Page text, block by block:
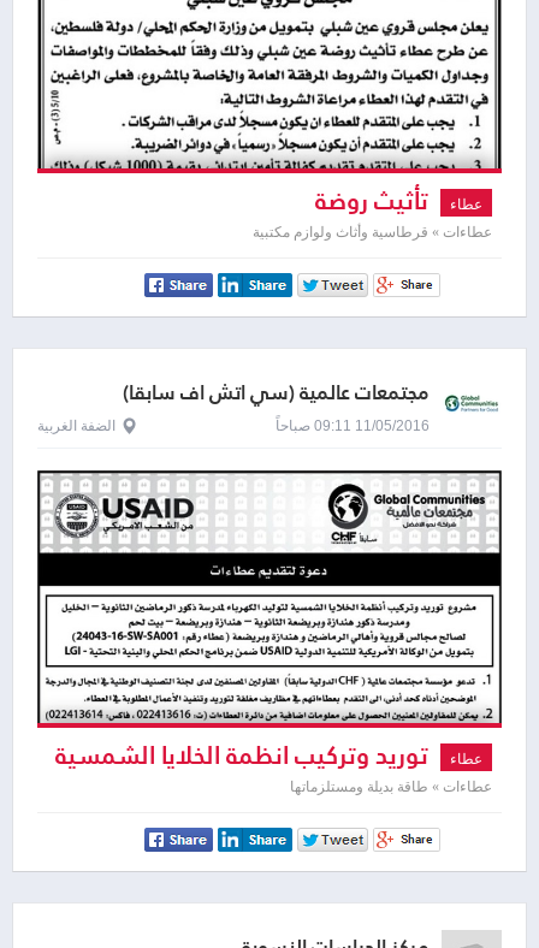
عطاء تأثيث روضة
عطاءات » قرطاسية وأثاث ولوازم مكتبية
مجتمعات عالمية (سي اتش اف سابقا)
11/05/2016 09:11 صباحاً الضفة الغربية
عطاء توريد وتركيب انظمة الخلايا الشمسية
عطاءات » طاقة بديلة ومستلزماتها